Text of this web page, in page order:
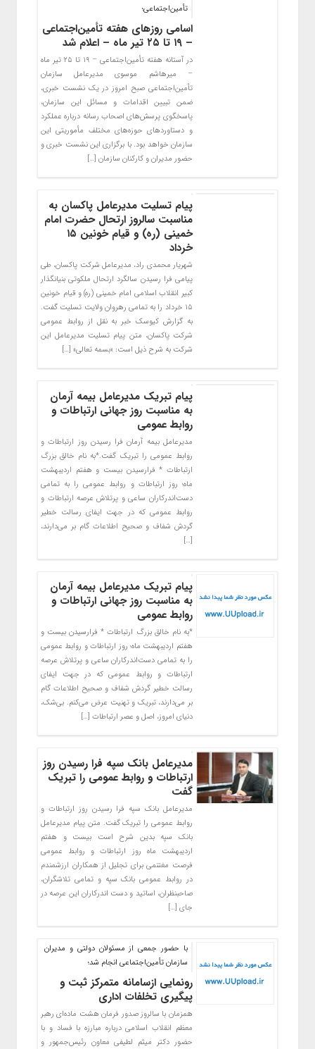
تأمین‌اجتماعی؛
اسامی روزهای هفته تأمین‌اجتماعی
– ۱۹ تا ۲۵ تیر ماه – اعلام شد
در آستانه هفته تأمین‌اجتماعی – ۱۹ تا ۲۵ تیر ماه
– میرهاشم موسوی مدیرعامل سازمان
تأمین‌اجتماعی صبح امروز در یک نشست خبری،
ضمن تبیین اقدامات و مسائل این سازمان،
پاسخگوی پرسش‌های اصحاب رسانه درباره عملکرد
و دستاوردهای حوزه‌های مختلف مأموریتی این
سازمان خواهد بود. با برگزاری این نشست خبری و
حضور مدیران و کارکنان سازمان […]
پیام تسلیت مدیرعامل پاکسان به
مناسبت سالروز ارتحال حضرت امام
خمینی (ره) و قیام خونین ۱۵
خرداد
شهریار محمدی راد، مدیرعامل شرکت پاکسان، طی
پیامی فرا رسیدن سالگرد ارتحال ملکوتی بنیانگذار
کبیر انقلاب اسلامی امام خمینی (ره) و قیام خونین
۱۵ خرداد را به تمامی رهروان ولایت تسلیت گفت.
به گزارش کیوسک خبر به نقل از روابط عمومی
شرکت پاکسان، متن پیام تسلیت مدیرعامل این
شرکت به شرح ذیل است: «بسمه تعالی» […]
پیام تبریک مدیرعامل بیمه آرمان
به مناسبت روز جهانی ارتباطات و
روابط عمومی
مدیرعامل بیمه آرمان فرا رسیدن روز ارتباطات و
روابط عمومی را تبریک گفت.*به نام خالق بزرگ
ارتباطات * فرارسیدن بیست و هفتم اردیبهشت
ماه؛ روز ارتباطات و روابط عمومی را به تمامی
دست‌اندرکاران ساعی و پرتلاش عرصه ارتباطات و
روابط عمومی که در جهت ایفای رسالت خطیر
گردش شفاف و صحیح اطلاعات گام بر می‌دارند،
[…]
پیام تبریک مدیرعامل بیمه آرمان
به مناسبت روز جهانی ارتباطات و
روابط عمومی
*به نام خالق بزرگ ارتباطات * فرارسیدن بیست و
هفتم اردیبهشت ماه؛ روز ارتباطات و روابط عمومی
را به تمامی دست‌اندرکاران ساعی و پرتلاش عرصه
ارتباطات و روابط عمومی که در جهت ایفای
رسالت خطیر گردش شفاف و صحیح اطلاعات گام
بر می‌دارند، تبریک و تهنیت عرض می‌کنم. بی‌شک،
دنیای امروز، اصل و عصر ارتباطات […]
مدیرعامل بانک سپه فرا رسیدن روز
ارتباطات و روابط عمومی را تبریک
گفت
مدیرعامل بانک سپه فرا رسیدن روز ارتباطات و
روابط عمومی را تبریک گفت. متن پیام مدیرعامل
بانک سپه بدین شرح است بیست و هفتم
اردیبهشت ماه روز ارتباطات و روابط عمومی
فرصت مغتنمی برای تجلیل از همکاران ارزشمندم
در روابط عمومی بانک سپه و تمامی تلاشگران،
صاحبنظران، اساتید و دست اندرکاران این عرصه در
جای […]
با حضور جمعی از مسئولان دولتی و مدیران
سازمان تأمین‌اجتماعی انجام شد؛
رونمایی ازسامانه متمرکز ثبت و
پیگیری تخلفات اداری
همزمان با سالروز صدور فرمان هشت ماده‌ای رهبر
معظم انقلاب اسلامی درباره مبارزه با فساد و با
حضور دکتر میثم لطیفی معاون رئیس‌جمهور و